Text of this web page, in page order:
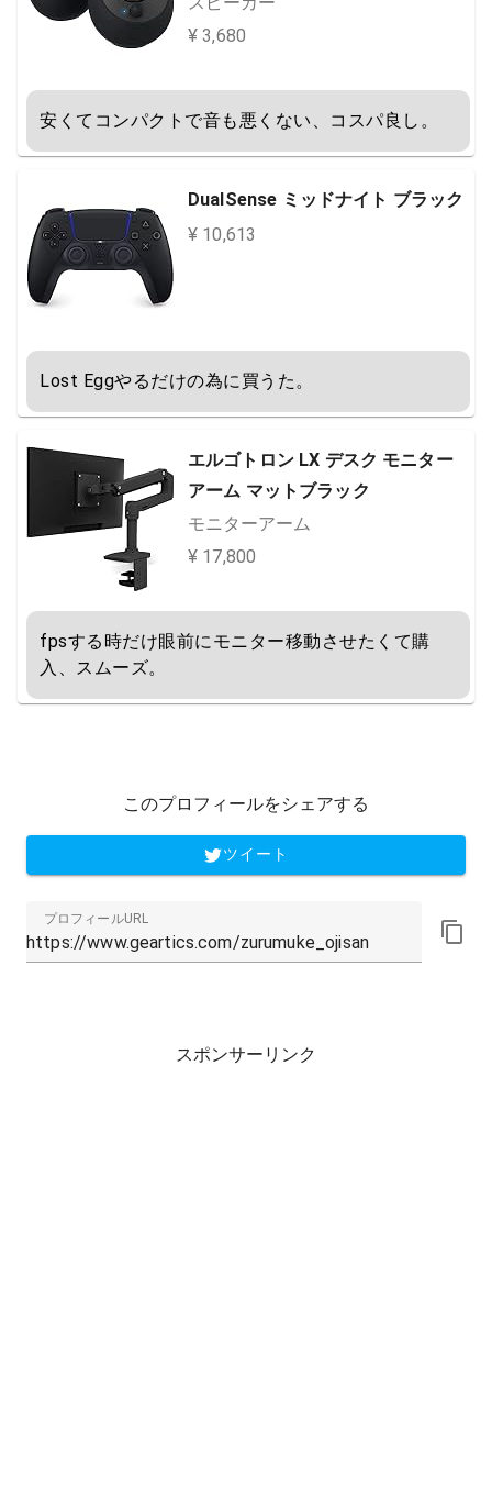
¥ 3,680
安くてコンパクトで音も悪くない、コスパ良し。
DualSense ミッドナイト ブラック
¥ 10,613
Lost Eggやるだけの為に買うた。
エルゴトロン LX デスク モニター
アーム マットブラック
モニターアーム
¥ 17,800
fpsする時だけ眼前にモニター移動させたくて購
入、スムーズ。
このプロフィールをシェアする
ツイート
プロフィールURL
スポンサーリンク